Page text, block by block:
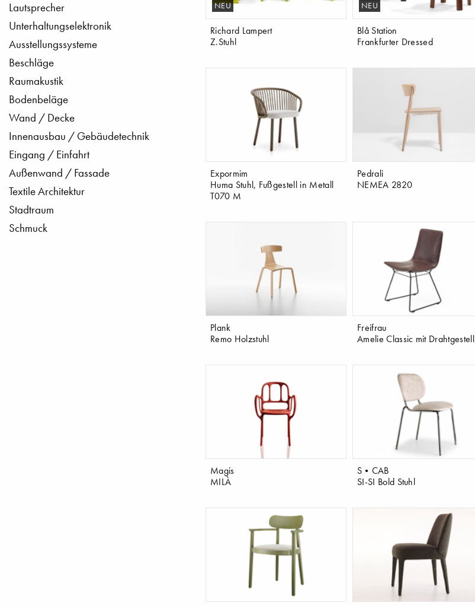
Lautsprecher
Unterhaltungselektronik
Ausstellungssysteme
Beschläge
Raumakustik
Bodenbeläge
Wand / Decke
Innenausbau / Gebäudetechnik
Eingang / Einfahrt
Außenwand / Fassade
Textile Architektur
Stadtraum
Schmuck
NEU
Richard Lampert
Z.Stuhl
NEU
Blå Station
Frankfurter Dressed
Expormim
Huma Stuhl, Fußgestell in Metall
T070 M
Pedrali
NEMEA 2820
Plank
Remo Holzstuhl
Freifrau
Amelie Classic mit Drahtgestell
Magis
MILÀ
S•CAB
SI-SI Bold Stuhl